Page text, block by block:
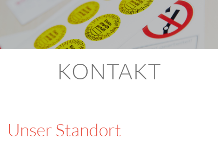
KONTAKT
Unser Standort